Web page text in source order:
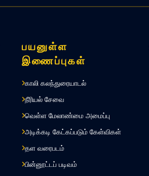
பயனுள்ள
இணைப்புகள்
காலி கலந்துரையாடல்
நீரியல் சேவை
வெள்ள மேலாண்மை அமைப்பு
அடிக்கடி கேட்கப்படும் கேள்விகள்
தள வரைபடம்
பின்னூட்டப் படிவம்